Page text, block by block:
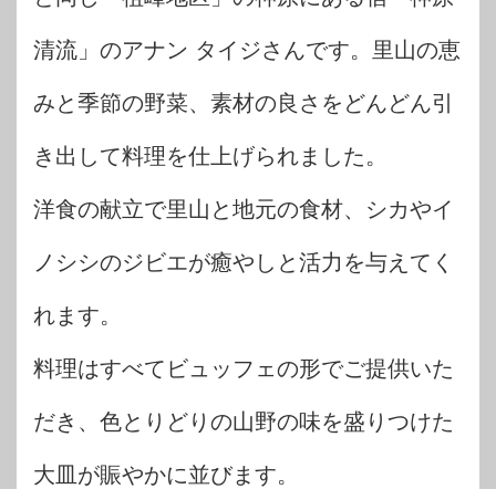
清流」のアナン タイジさんです。里山の恵
みと季節の野菜、素材の良さをどんどん引
き出して料理を仕上げられました。
洋食の献立で里山と地元の食材、シカやイ
ノシシのジビエが癒やしと活力を与えてく
れます。
料理はすべてビュッフェの形でご提供いた
だき、色とりどりの山野の味を盛りつけた
大皿が賑やかに並びます。